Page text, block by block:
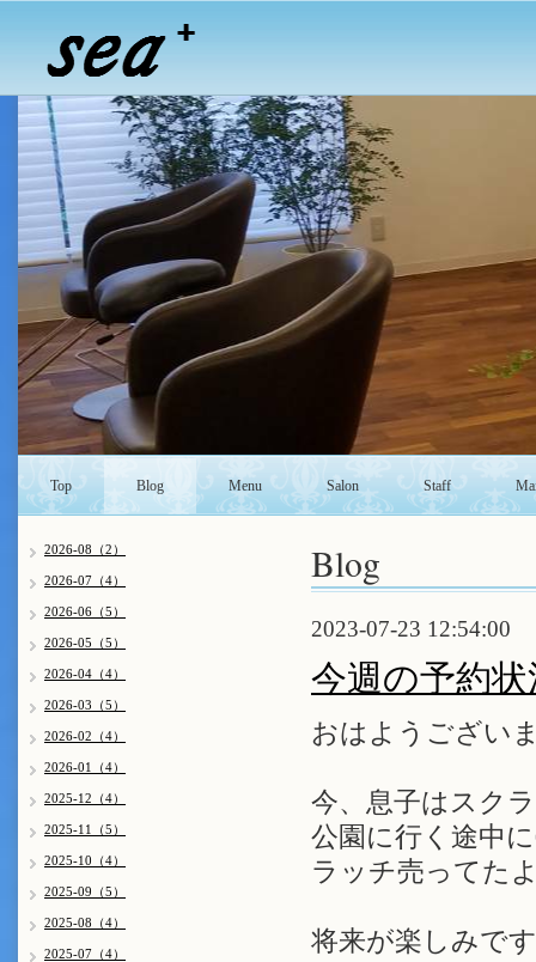
Top Blog Menu Salon Staff
Blog
2023-07-23 12:54:00
今週の予約
おはようござい
今、息子はスク
公園に行く途中
ラッチ売ってた
将来が楽しみで
2026-08（2）
2026-07（4）
2026-06（5）
2026-05（5）
2026-04（4）
2026-03（5）
2026-02（4）
2026-01（4）
2025-12（4）
2025-11（5）
2025-10（4）
2025-09（5）
2025-08（4）
2025-07（4）